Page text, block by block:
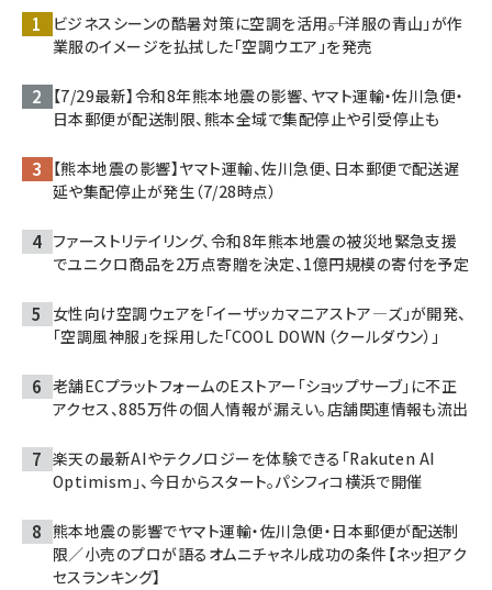
ビジネスシーンの酷暑対策に空調を活用――。「洋服の青山」が作
業服のイメージを払拭した「空調ウエア」を発売
【7/29最新】令和8年熊本地震の影響、ヤマト運輸・佐川急便・
日本郵便が配送制限、熊本全域で集配停止や引受停止も
【熊本地震の影響】ヤマト運輸、佐川急便、日本郵便で配送遅
延や集配停止が発生（7/28時点）
ファーストリテイリング、令和8年熊本地震の被災地緊急支援
でユニクロ商品を2万点寄贈を決定、1億円規模の寄付を予定
女性向け空調ウェアを「イーザッカマニアストア―ズ」が開発、
「空調風神服」を採用した「COOL DOWN（クールダウン）」
老舗ECプラットフォームのEストアー「ショップサーブ」に不正
アクセス、885万件の個人情報が漏えい。店舗関連情報も流出
楽天の最新AIやテクノロジーを体験できる「Rakuten AI
Optimism」、今日からスタート。パシフィコ横浜で開催
熊本地震の影響でヤマト運輸・佐川急便・日本郵便が配送制
限／小売のプロが語るオムニチャネル成功の条件【ネッ担アク
セスランキング】